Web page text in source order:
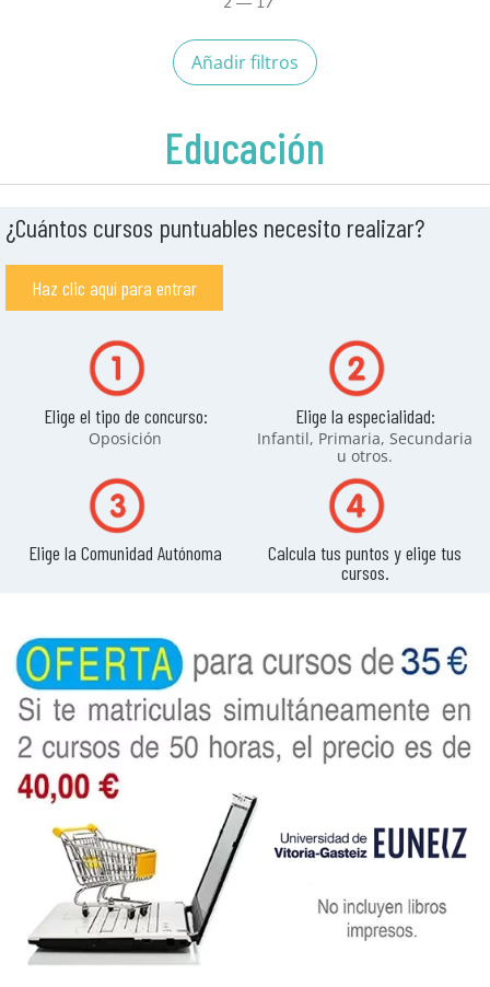
Añadir filtros
Educación
¿Cuántos cursos puntuables necesito realizar?
Haz clic aquí para entrar
Elige el tipo de concurso:
Oposición
Elige la especialidad:
Infantil, Primaria, Secundaria
u otros.
Elige la Comunidad Autónoma
Calcula tus puntos y elige tus
cursos.